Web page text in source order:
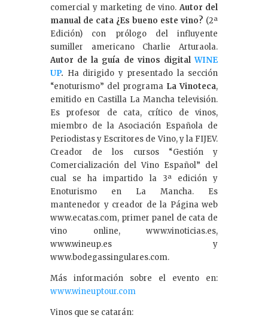
comercial y marketing de vino.Autor del
manual de cata ¿Es bueno este vino? (2ª
Edición) con prólogo del influyente
sumiller americano Charlie Arturaola.
Autor de la guía de vinos digitalWINE
UP. Ha dirigido y presentado la sección
“enoturismo” del programa La Vinoteca,
emitido en Castilla La Mancha televisión.
Es profesor de cata, crítico de vinos,
miembro de la Asociación Española de
Periodistas y Escritores de Vino, y la FIJEV.
Creador de los cursos “Gestión y
Comercialización del Vino Español” del
cual se ha impartido la 3ª edición y
Enoturismo en La Mancha. Es
mantenedor y creador de la Página web
www.ecatas.com, primer panel de cata de
vino online, www.vinoticias.es,
www.wineup.es y
www.bodegassingulares.com.
Más información sobre el evento en:
www.wineuptour.com
Vinos que se catarán: